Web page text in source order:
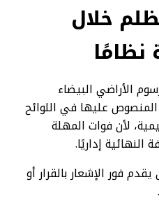
خلال
نظامًا
الأراضي البيضاء
المنصوص عليها في اللوائح
لأن فوات المهلة
إداريًا.
فور الإشعار بالقرار أو